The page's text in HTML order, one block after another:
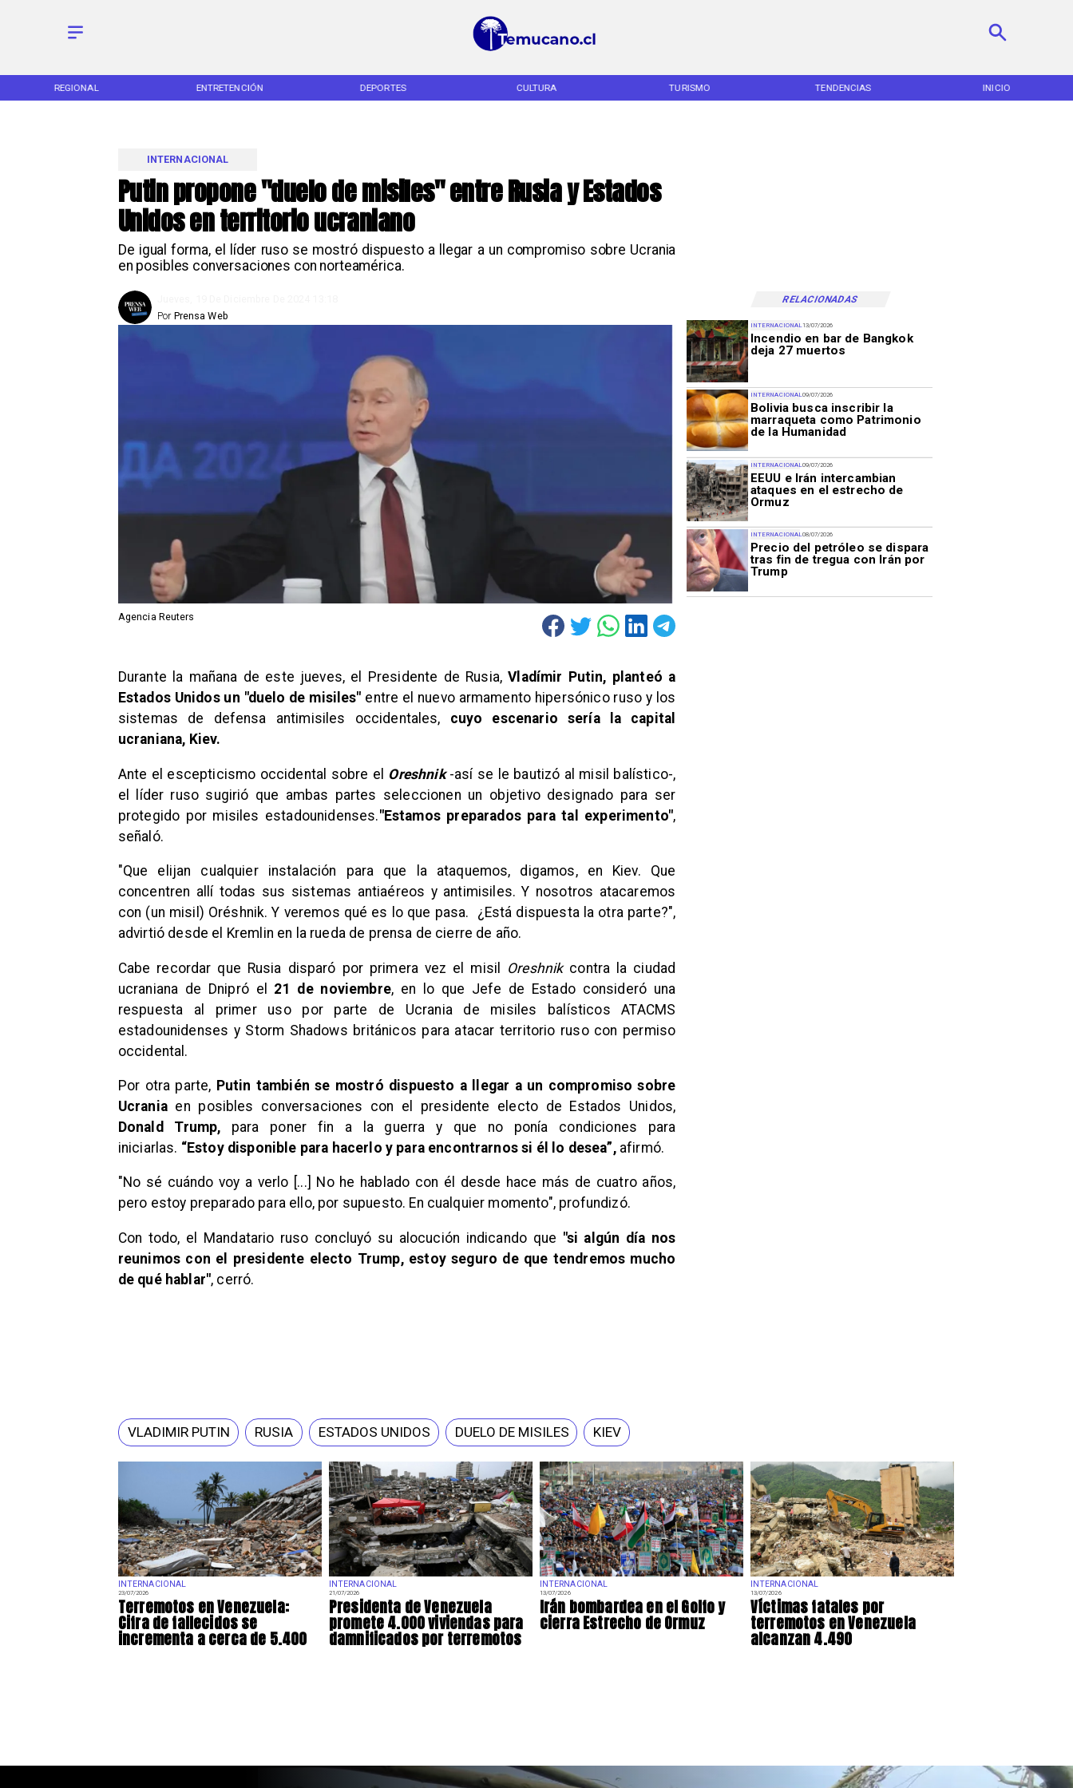
REGIONAL ENTRETENCIÓN DEPORTES CULTURA TURISMO TENDENCIAS INICIO
Putin propone "duelo de misiles" entre Rusia y Estados
Unidos en territorio ucraniano
De igual forma, el líder ruso se mostró dispuesto a llegar a un compromiso sobre Ucrania
en posibles conversaciones con norteamérica.
INTERNACIONAL
RELACIONADAS
Prensa Web
Por
Agencia Reuters
INTERNACIONAL
23/07/2026
Terremotos en Venezuela:
Cifra de fallecidos se
incrementa a cerca de 5.400
INTERNACIONAL
21/07/2026
Presidenta de Venezuela
promete 4.000 viviendas para
damnificados por terremotos
INTERNACIONAL
13/07/2026
Irán bombardea en el Golfo y
cierra Estrecho de Ormuz
INTERNACIONAL
13/07/2026
Víctimas fatales por
terremotos en Venezuela
alcanzan 4.490
13/07/2026
Incendio en bar de Bangkok
deja 27 muertos
INTERNACIONAL
09/07/2026
Bolivia busca inscribir la
marraqueta como Patrimonio
de la Humanidad
INTERNACIONAL
09/07/2026
EEUU e Irán intercambian
ataques en el estrecho de
Ormuz
INTERNACIONAL
08/07/2026
Precio del petróleo se dispara
tras fin de tregua con Irán por
Trump
INTERNACIONAL
Durante la mañana de este jueves, el Presidente de Rusia,Vladímir Putin, planteó a
Estados Unidos un "duelo de misiles" entre el nuevo armamento hipersónico ruso y los
sistemas de defensa antimisiles occidentales, cuyo escenario sería la capital
ucraniana, Kiev.
​Ante el escepticismo occidental sobre el Oreshnik-así se le bautizó al misil balístico-,
el líder ruso sugirió que ambas partes seleccionen un objetivo designado para ser
protegido por misiles estadounidenses."Estamos preparados para tal experimento",
señaló.
"Que elijan cualquier instalación para que la ataquemos, digamos, en Kiev. Que
concentren allí todas sus sistemas antiaéreos y antimisiles. Y nosotros atacaremos
con (un misil) Oréshnik. Y veremos qué es lo que pasa. ¿Está dispuesta la otra parte?",
advirtió desde el Kremlin en la rueda de prensa de cierre de año.
Cabe recordar que Rusia disparó por primera vez el misil Oreshnikcontra la ciudad
ucraniana de Dnipró el 21 de noviembre, en lo que Jefe de Estado consideró una
respuesta al primer uso por parte de Ucrania de misiles balísticos ATACMS
estadounidenses y Storm Shadows británicos para atacar territorio ruso con permiso
occidental.
Por otra parte, Putin también se mostró dispuesto a llegar a un compromiso sobre
Ucraniaen posibles conversaciones con el presidente electo de Estados Unidos,
Donald Trump, para poner fin a la guerra y que no ponía condiciones para
iniciarlas. “Estoy disponible para hacerlo y para encontrarnos si él lo desea”,afirmó.
"No sé cuándo voy a verlo [...] No he hablado con él desde hace más de cuatro años,
pero estoy preparado para ello, por supuesto. En cualquier momento", profundizó.
Con todo, el Mandatario ruso concluyó su alocución indicando que "si algún día nos
reunimos con el presidente electo Trump, estoy seguro de que tendremos mucho
de qué hablar", cerró.
VLADIMIR PUTIN RUSIA ESTADOS UNIDOS DUELO DE MISILES KIEV